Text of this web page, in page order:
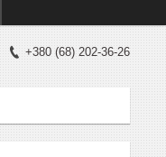
+380 (68) 202-36-26